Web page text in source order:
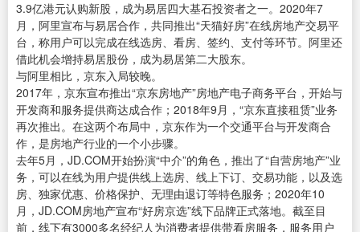
3.9亿港元认购新股，成为易居四大基石投资者之一。2020年7
月，阿里宣布与易居合作，共同推出“天猫好房”在线房地产交易平
台，称用户可以完成在线选房、看房、签约、支付等环节。阿里还
借此机会增持易居股份，成为易居第二大股东。
与阿里相比，京东入局较晚。
2017年，京东宣布推出“京东房地产”房地产电子商务平台，开始与
开发商和服务提供商达成合作；2018年9月，“京东直接租赁”业务
再次推出。在这两个布局中，京东作为一个交通平台与开发商合
作，是房地产行业的一个小步骤。
去年5月，JD.COM开始扮演“中介”的角色，推出了“自营房地产”业
务，可以在线为用户提供线上选房、线上下订、交易功能，以及选
房、独家优惠、价格保护、无理由退订等特色服务；2020年10
月，JD.COM房地产宣布“好房京选”线下品牌正式落地。截至目
前，线下有3000多名经纪人为消费者提供带看房服务，服务用户